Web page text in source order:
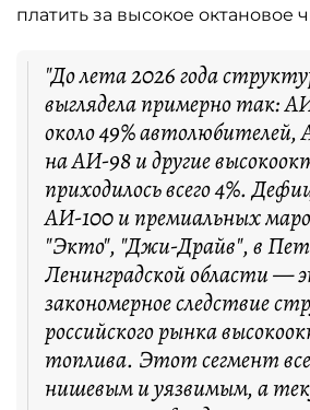
платить за высокое октановое
"До лета 2026 года
выглядела примерно так:
около 49%
на АИ-98 и другие
приходилось всего 4%.
АИ-100 и премиальных
"Экто", "Джи-Драйв", в
Ленинградской области —
закономерное следствие
российского рынка
топлива. Этот сегмент
нишевым и уязвимым, а